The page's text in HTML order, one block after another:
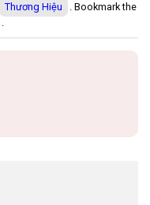
Thương Hiệu
. Bookmark the
.